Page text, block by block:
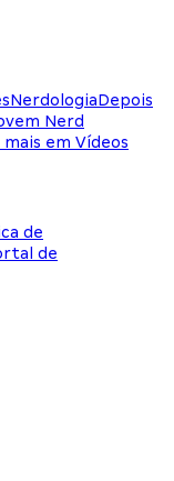
NerdologiaDepois
Nerd
mais em Vídeos
de
de